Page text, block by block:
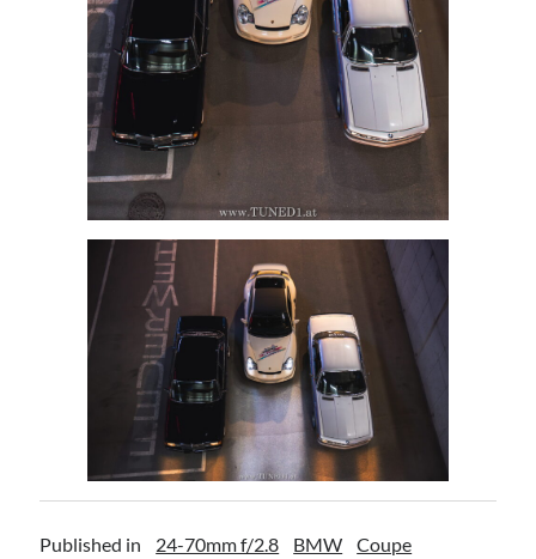
Published in 24-70mm f/2.8 BMW
Coupe